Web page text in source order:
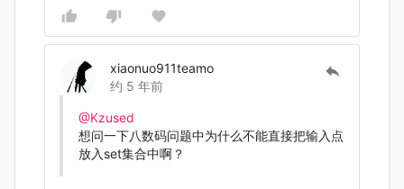
xiaonuo911teamo
约 5 年前
@Kzused
想问一下八数码问题中为什么不能直接把输入点
放入set集合中啊？